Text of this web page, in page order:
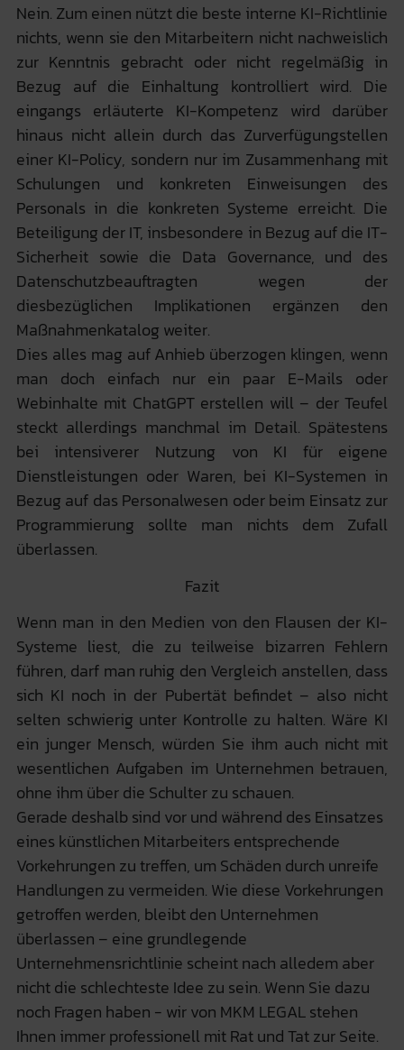
Nein. Zum einen nützt die beste interne KI-Richtlinie
nichts, wenn sie den Mitarbeitern nicht nachweislich
zur Kenntnis gebracht oder nicht regelmäßig in
Bezug auf die Einhaltung kontrolliert wird. Die
eingangs erläuterte KI-Kompetenz wird darüber
hinaus nicht allein durch das Zurverfügungstellen
einer KI-Policy, sondern nur im Zusammenhang mit
Schulungen und konkreten Einweisungen des
Personals in die konkreten Systeme erreicht. Die
Beteiligung der IT, insbesondere in Bezug auf die IT-
Sicherheit sowie die Data Governance, und des
Datenschutzbeauftragten wegen der
diesbezüglichen Implikationen ergänzen den
Maßnahmenkatalog weiter.
Dies alles mag auf Anhieb überzogen klingen, wenn
man doch einfach nur ein paar E-Mails oder
Webinhalte mit ChatGPT erstellen will – der Teufel
steckt allerdings manchmal im Detail. Spätestens
bei intensiverer Nutzung von KI für eigene
Dienstleistungen oder Waren, bei KI-Systemen in
Bezug auf das Personalwesen oder beim Einsatz zur
Programmierung sollte man nichts dem Zufall
überlassen.
Fazit
Wenn man in den Medien von den Flausen der KI-
Systeme liest, die zu teilweise bizarren Fehlern
führen, darf man ruhig den Vergleich anstellen, dass
sich KI noch in der Pubertät befindet – also nicht
selten schwierig unter Kontrolle zu halten. Wäre KI
ein junger Mensch, würden Sie ihm auch nicht mit
wesentlichen Aufgaben im Unternehmen betrauen,
ohne ihm über die Schulter zu schauen.
Gerade deshalb sind vor und während des Einsatzes
eines künstlichen Mitarbeiters entsprechende
Vorkehrungen zu treffen, um Schäden durch unreife
Handlungen zu vermeiden. Wie diese Vorkehrungen
getroffen werden, bleibt den Unternehmen
überlassen – eine grundlegende
Unternehmensrichtlinie scheint nach alledem aber
nicht die schlechteste Idee zu sein. Wenn Sie dazu
noch Fragen haben - wir von MKM LEGAL stehen
Ihnen immer professionell mit Rat und Tat zur Seite.